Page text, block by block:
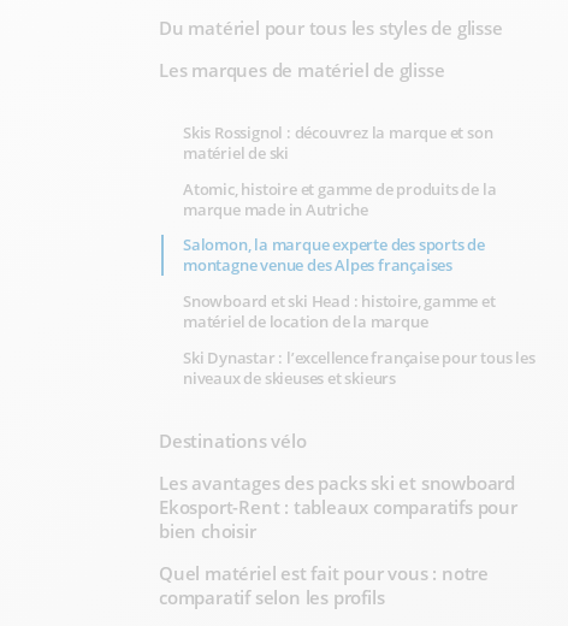
Du matériel pour tous les styles de glisse
Les marques de matériel de glisse
Skis Rossignol : découvrez la marque et son
matériel de ski
Atomic, histoire et gamme de produits de la
marque made in Autriche
Salomon, la marque experte des sports de
montagne venue des Alpes françaises
Snowboard et ski Head : histoire, gamme et
matériel de location de la marque
Ski Dynastar : l’excellence française pour tous les
niveaux de skieuses et skieurs
Destinations vélo
Les avantages des packs ski et snowboard
Ekosport-Rent : tableaux comparatifs pour
bien choisir
Quel matériel est fait pour vous : notre
comparatif selon les profils